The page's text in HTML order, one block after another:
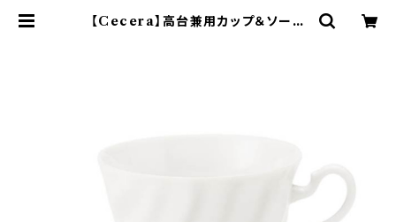
【Cecera】高台兼用カップ＆ソーサ